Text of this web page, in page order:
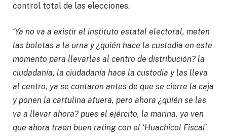
control total de las elecciones.
‘Ya no va a existir el instituto estatal electoral, meten
las boletas a la urna y ¿quién hace la custodia en este
momento para llevarlas al centro de distribución? la
ciudadanía, la ciudadanía hace la custodia y las lleva
al centro, ya se contaron antes de que se cierre la caja
y ponen la cartulina afuera, pero ahora ¿quién se las
va a llevar ahora? pues el ejército, la marina, ya ven
que ahora traen buen rating con el ‘Huachicol Fiscal’